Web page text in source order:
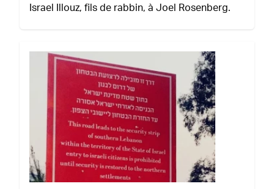
Israel Illouz, fils de rabbin, à Joel Rosenberg.